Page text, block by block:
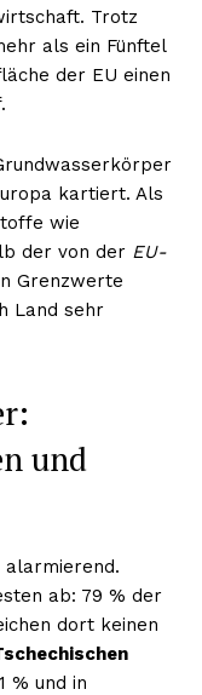
Trotz
als ein Fünftel
der EU einen
kartiert. Als
wie
der von der EU-
Grenzwerte
Land sehr
und
alarmierend.
ab: 79 % der
dort keinen
% und in